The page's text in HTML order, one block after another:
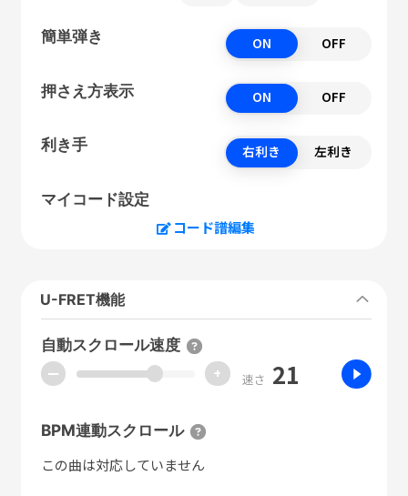
簡単弾き ON OFF
押さえ方表示 ON OFF
利き手 右利き 左利き
マイコード設定
コード譜編集
U-FRET機能
自動スクロール速度
ー + 速さ 21
BPM連動スクロール
この曲は対応していません